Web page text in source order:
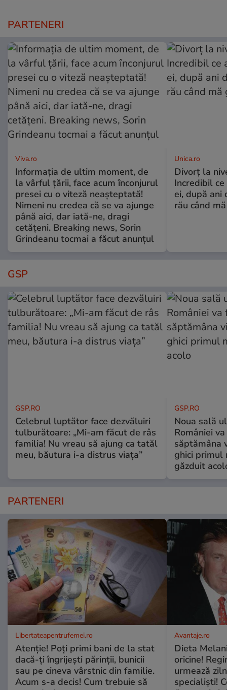
PARTENERI
Viva.ro
Informația de ultim moment, de
la vârful țării, face acum înconjurul
presei cu o viteză neașteptată!
Nimeni nu credea că se va ajunge
până aici, dar iată-ne, dragi
cetățeni. Breaking news, Sorin
Grindeanu tocmai a făcut anunțul
Unica.ro
Divorț la
Incredibil
ei, după ani
rău când
GSP
GSP.RO
Celebrul luptător face dezvăluiri
tulburătoare: „Mi-am făcut de râs
familia! Nu vreau să ajung ca tatăl
meu, băutura i-a distrus viața”
GSP.RO
Noua sală
României
săptămâna
ghici primul
găzduit
PARTENERI
Libertateapentrufemei.ro
Atenție! Poți primi bani de la stat
dacă-ți îngrijești părinții, bunicii
sau pe cineva vârstnic din familie.
Acum s-a decis! Cum trebuie să
Avantaje.ro
Dieta
oricine!
urmează
specialiști!